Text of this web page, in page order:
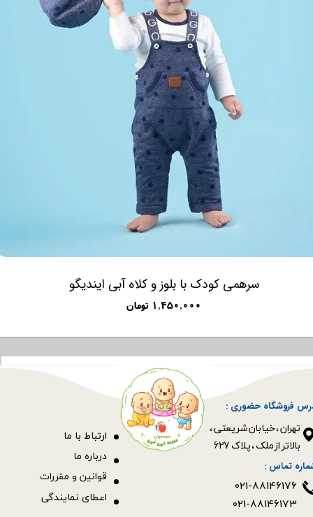
سرهمی کودک با بلوز و کلاه آبی ایندیگو
۱,۴۵۰,۰۰۰ تومان
فروشگاه حضوری :
​​​​​​​تهران ، خیابان شریعتی ،
بالاتر از ملک ، پلاک 627​​​​​​​
قوانین و مقررات
ارتباط با ما
درباره ما
اعطای نمایندگی
تماس :